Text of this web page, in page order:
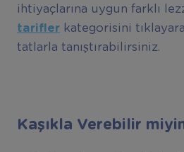
ihtiyaçlarına uygun farklı
tarifler kategorisini
tatlarla tanıştırabilirsiniz.
Kaşıkla Verebilir